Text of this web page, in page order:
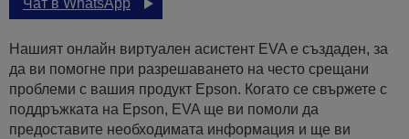
Чат в WhatsApp
Нашият онлайн виртуален асистент EVA е създаден, за
да ви помогне при разрешаването на често срещани
проблеми с вашия продукт Epson. Когато се свържете с
поддръжката на Epson, EVA ще ви помоли да
предоставите необходимата информация и ще ви